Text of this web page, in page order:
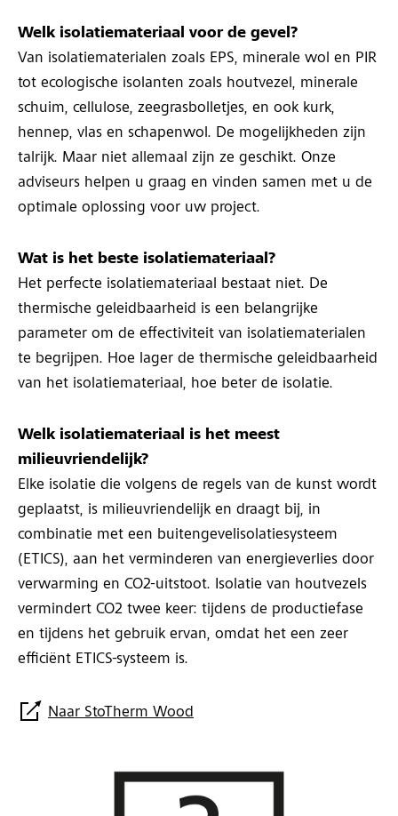
Welk isolatiemateriaal voor de gevel?
Van isolatiematerialen zoals EPS, minerale wol en PIR
tot ecologische isolanten zoals houtvezel, minerale
schuim, cellulose, zeegrasbolletjes, en ook kurk,
hennep, vlas en schapenwol. De mogelijkheden zijn
talrijk. Maar niet allemaal zijn ze geschikt. Onze
adviseurs helpen u graag en vinden samen met u de
optimale oplossing voor uw project.
Wat is het beste isolatiemateriaal?
Het perfecte isolatiemateriaal bestaat niet. De
thermische geleidbaarheid is een belangrijke
parameter om de effectiviteit van isolatiematerialen
te begrijpen. Hoe lager de thermische geleidbaarheid
van het isolatiemateriaal, hoe beter de isolatie.
Welk isolatiemateriaal is het meest
milieuvriendelijk?
Elke isolatie die volgens de regels van de kunst wordt
geplaatst, is milieuvriendelijk en draagt bij, in
combinatie met een buitengevelisolatiesysteem
(ETICS), aan het verminderen van energieverlies door
verwarming en CO2-uitstoot. Isolatie van houtvezels
vermindert CO2 twee keer: tijdens de productiefase
en tijdens het gebruik ervan, omdat het een zeer
efficiënt ETICS-systeem is.
Naar StoTherm Wood